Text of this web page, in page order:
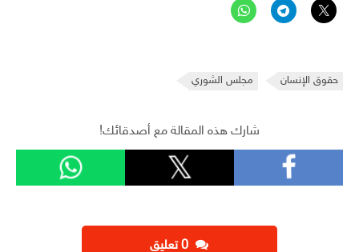
حقوق الإنسان مجلس الشوري
شارك هذه المقالة مع أصدقائك!